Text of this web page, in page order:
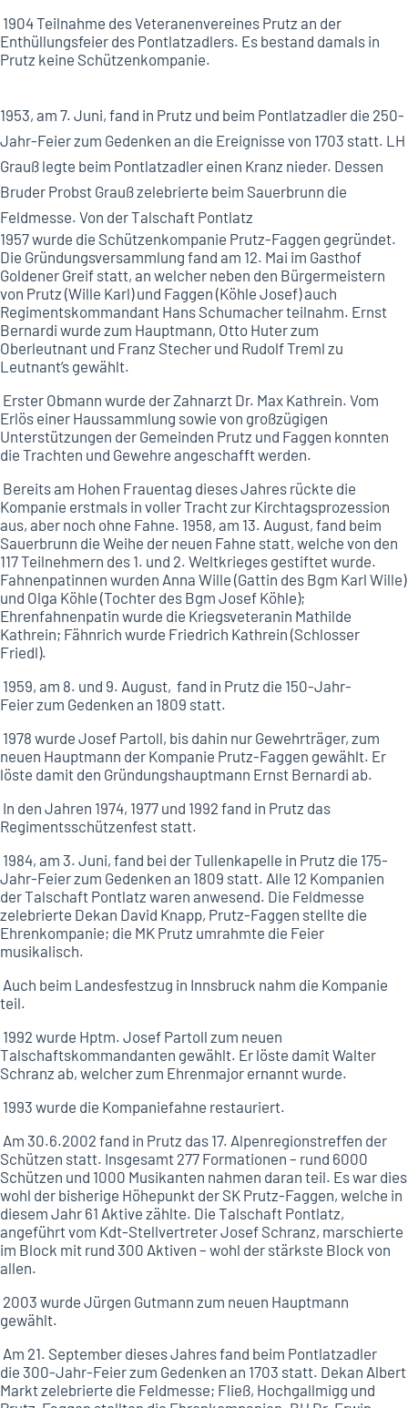
1904 Teilnahme des Veteranenvereines Prutz an der
Enthüllungsfeier des Pontlatzadlers. Es bestand damals in
Prutz keine Schützenkompanie.
1953, am 7. Juni, fand in Prutz und beim Pontlatzadler die 250-
Jahr-Feier zum Gedenken an die Ereignisse von 1703 statt. LH
Grauß legte beim Pontlatzadler einen Kranz nieder. Dessen
Bruder Probst Grauß zelebrierte beim Sauerbrunn die
Feldmesse. Von der Talschaft Pontlatz
1957 wurde die Schützenkompanie Prutz-Faggen gegründet.
Die Gründungsversammlung fand am 12. Mai im Gasthof
Goldener Greif statt, an welcher neben den Bürgermeistern
von Prutz (Wille Karl) und Faggen (Köhle Josef) auch
Regimentskommandant Hans Schumacher teilnahm. Ernst
Bernardi wurde zum Hauptmann, Otto Huter zum
Oberleutnant und Franz Stecher und Rudolf Treml zu
Leutnant‘s gewählt.
Erster Obmann wurde der Zahnarzt Dr. Max Kathrein. Vom
Erlös einer Haussammlung sowie von großzügigen
Unterstützungen der Gemeinden Prutz und Faggen konnten
die Trachten und Gewehre angeschafft werden.
Bereits am Hohen Frauentag dieses Jahres rückte die
Kompanie erstmals in voller Tracht zur Kirchtagsprozession
aus, aber noch ohne Fahne. 1958, am 13. August, fand beim
Sauerbrunn die Weihe der neuen Fahne statt, welche von den
117 Teilnehmern des 1. und 2. Weltkrieges gestiftet wurde.
Fahnenpatinnen wurden Anna Wille (Gattin des Bgm Karl Wille)
und Olga Köhle (Tochter des Bgm Josef Köhle);
Ehrenfahnenpatin wurde die Kriegsveteranin Mathilde
Kathrein; Fähnrich wurde Friedrich Kathrein (Schlosser
Friedl).
1959, am 8. und 9. August, fand in Prutz die 150-Jahr-
Feier zum Gedenken an 1809 statt.
1978 wurde Josef Partoll, bis dahin nur Gewehrträger, zum
neuen Hauptmann der Kompanie Prutz-Faggen gewählt. Er
löste damit den Gründungshauptmann Ernst Bernardi ab.
In den Jahren 1974, 1977 und 1992 fand in Prutz das
Regimentsschützenfest statt.
1984, am 3. Juni, fand bei der Tullenkapelle in Prutz die 175-
Jahr-Feier zum Gedenken an 1809 statt. Alle 12 Kompanien
der Talschaft Pontlatz waren anwesend. Die Feldmesse
zelebrierte Dekan David Knapp, Prutz-Faggen stellte die
Ehrenkompanie; die MK Prutz umrahmte die Feier
musikalisch.
Auch beim Landesfestzug in Innsbruck nahm die Kompanie
teil.
1992 wurde Hptm. Josef Partoll zum neuen
Talschaftskommandanten gewählt. Er löste damit Walter
Schranz ab, welcher zum Ehrenmajor ernannt wurde.
1993 wurde die Kompaniefahne restauriert.
Am 30.6.2002 fand in Prutz das 17. Alpenregionstreffen der
Schützen statt. Insgesamt 277 Formationen – rund 6000
Schützen und 1000 Musikanten nahmen daran teil. Es war dies
wohl der bisherige Höhepunkt der SK Prutz-Faggen, welche in
diesem Jahr 61 Aktive zählte. Die Talschaft Pontlatz,
angeführt vom Kdt-Stellvertreter Josef Schranz, marschierte
im Block mit rund 300 Aktiven – wohl der stärkste Block von
allen.
2003 wurde Jürgen Gutmann zum neuen Hauptmann
gewählt.
Am 21. September dieses Jahres fand beim Pontlatzadler
die 300-Jahr-Feier zum Gedenken an 1703 statt. Dekan Albert
Markt zelebrierte die Feldmesse; Fließ, Hochgallmigg und